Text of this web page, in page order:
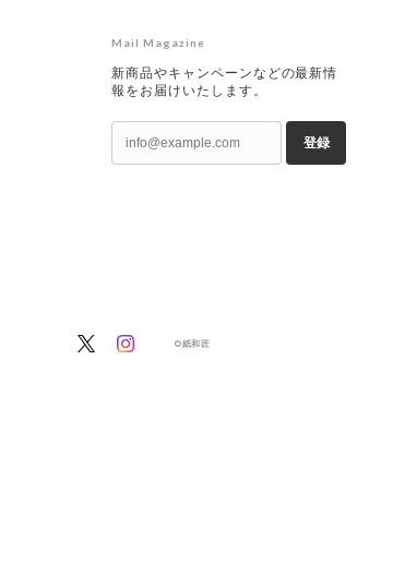
Mail Magazine
新商品やキャンペーンなどの最新情
報をお届けいたします。
登録
©紙和匠